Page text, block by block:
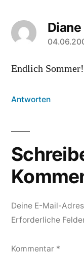
Diane
sagt:
Endlich
Antworten
Deine E-Mail-
Erforderliche
Kommentar *